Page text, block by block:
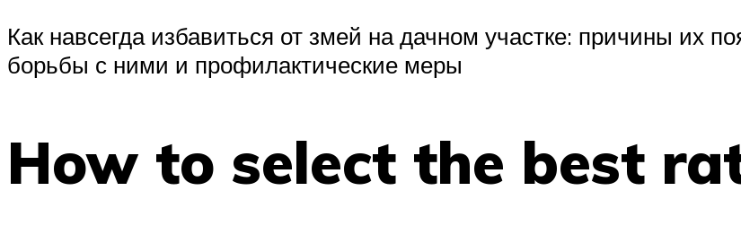
Как навсегда избавиться от змей на дачном участке: причины их
борьбы с ними и профилактические меры
How to select the best